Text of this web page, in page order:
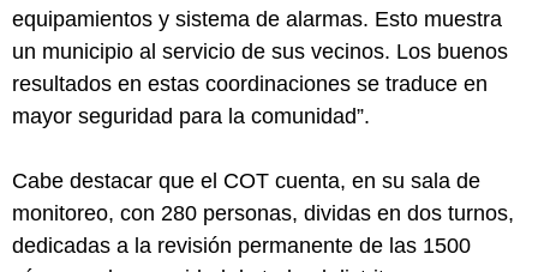
equipamientos y sistema de alarmas. Esto muestra
un municipio al servicio de sus vecinos. Los buenos
resultados en estas coordinaciones se traduce en
mayor seguridad para la comunidad”.
Cabe destacar que el COT cuenta, en su sala de
monitoreo, con 280 personas, dividas en dos turnos,
dedicadas a la revisión permanente de las 1500